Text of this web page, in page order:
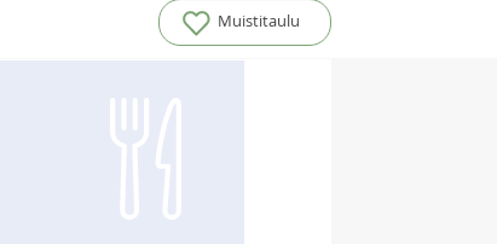
Muistitaulu